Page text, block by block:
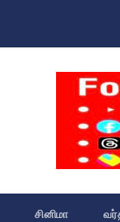
சினிமா